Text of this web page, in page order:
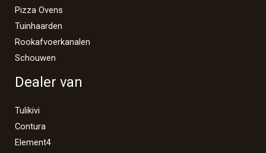
Pizza Ovens
Tuinhaarden
Rookafvoerkanalen
Schouwen
Dealer van
Tulikivi
Contura
Element4